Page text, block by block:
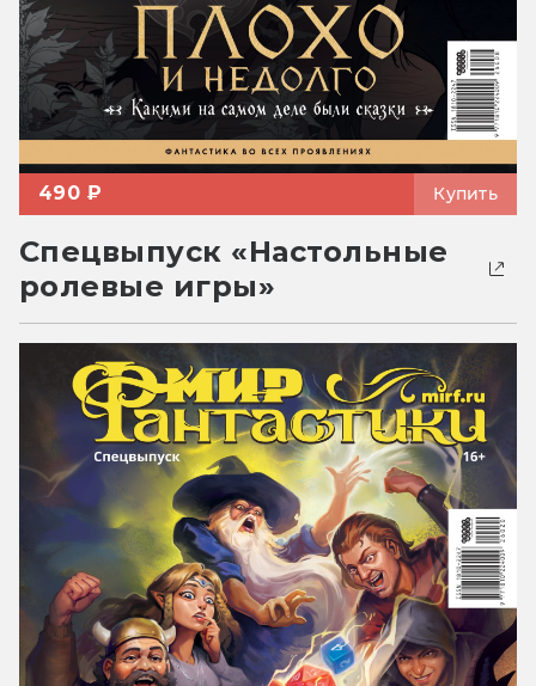
490 ₽ Купить
Спецвыпуск «Настольные
ролевые игры»